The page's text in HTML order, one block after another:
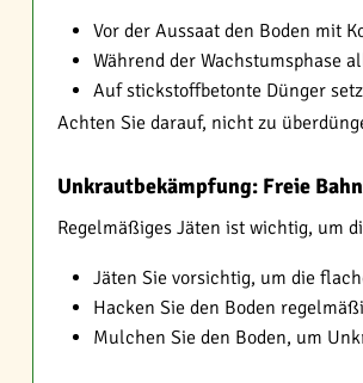
Vor der Aussaat den Boden mit
Während der Wachstumsphase
Auf stickstoffbetonte Dünger
Achten Sie darauf, nicht zu
Unkrautbekämpfung: Freie
Regelmäßiges Jäten ist wichtig, um
Jäten Sie vorsichtig, um die
Hacken Sie den Boden
Mulchen Sie den Boden, um